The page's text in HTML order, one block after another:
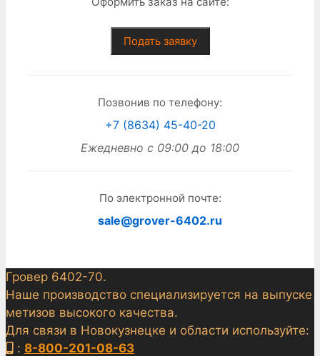
Подать заявку
Позвонив по телефону:
+7 (8634) 45-40-20
Ежедневно с 09:00 до 18:00
По электронной почте:
sale@grover-6402.ru
Гровер 6402-70.
Наше производство специализируется на выпуске
метизов высокого качества.
Для связи в Новокузнецке и области используйте:
: 8-800-201-08-63